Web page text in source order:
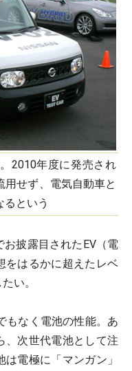
2010年度に発売され
用せず、電気自動車と
るという
披露目されたEV（電
をはるかに超えたレベ
い。
もなく電池の性能。あ
、次世代電池として注
電極に「マンガン」